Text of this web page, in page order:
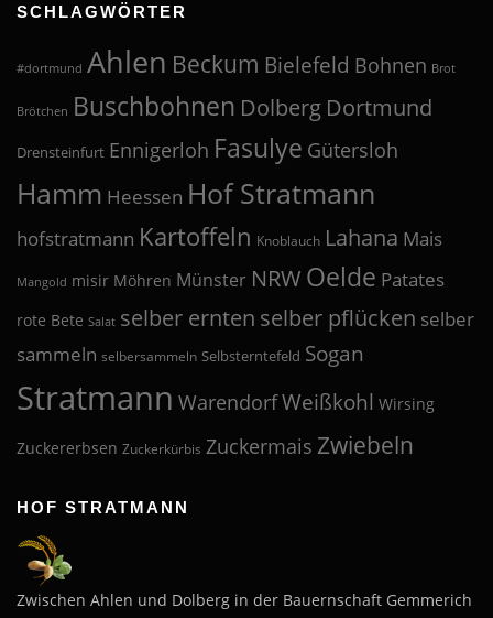
SCHLAGWÖRTER
#dortmund Ahlen Beckum Bielefeld Bohnen Brot
Brötchen Buschbohnen Dolberg Dortmund
Drensteinfurt Ennigerloh Fasulye Gütersloh
Hamm Heessen Hof Stratmann
hofstratmann Kartoffeln Knoblauch Lahana Mais
Mangold misir Möhren Münster NRW Oelde Patates
rote Bete Salat selber ernten selber pflücken selber
sammeln selbersammeln Selbsterntefeld Sogan
Stratmann WarendorfWeißkohl Wirsing
Zuckererbsen Zuckerkürbis Zuckermais Zwiebeln
HOF STRATMANN
Zwischen Ahlen und Dolberg in der Bauernschaft Gemmerich